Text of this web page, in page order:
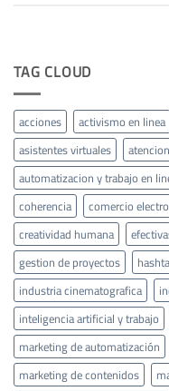
TAG CLOUD
acciones activismo en linea
asistentes virtuales
automatizacion y trabajo en
coherencia
comercio
creatividad humana
gestion de proyectos
industria cinematografica
inteligencia artificial y trabajo
marketing de automatización
marketing de contenidos